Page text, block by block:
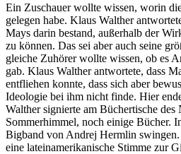
Ein Zuschauer wollte wissen, worin
gelegen habe. Klaus Walther
Mays darin bestand, außerhalb der
zu können. Das sei aber auch seine
gleiche Zuhörer wollte wissen, ob es
gab. Klaus Walther antwortete, dass
entfliehen konnte, dass sich aber
Ideologie bei ihm nicht finde. Hier
Walther signierte am Büchertische
Sommerhimmel, noch einige Bücher.
Bigband von Andrej Hermlin
eine lateinamerikanische Stimme zur